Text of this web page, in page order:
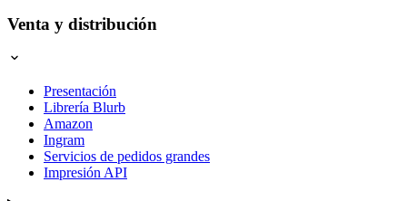
Venta y distribución
Presentación
Librería Blurb
Amazon
Ingram
Servicios de pedidos grandes
Impresión API